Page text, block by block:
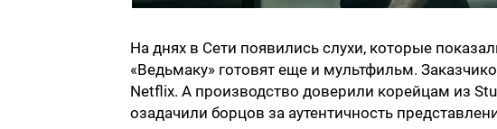
На днях в Сети появились слухи, которые
«Ведьмаку» готовят еще и мультфильм.
Netflix. А производство доверили корейцам из
озадачили борцов за аутентичность